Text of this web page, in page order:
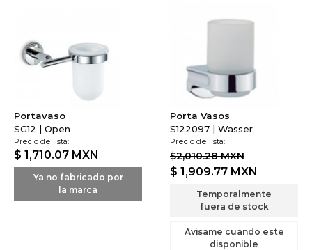
Portavaso
SG12 | Open
Precio de lista:
$ 1,710.07 MXN
Ya no fabricado por
la marca
Porta Vasos
S122097 | Wasser
Precio de lista:
$2,010.28 MXN
$ 1,909.77 MXN
Temporalmente
fuera de stock
Avisame cuando este
disponible